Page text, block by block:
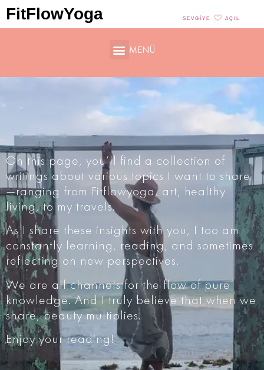
FitFlowYoga SEVGIYE AÇIL
MENÜ
On this page, you’ll find a collection of
writings about various topics I want to share
—ranging from Fitflowyoga, art, healthy
living, to my travels.
As I share these insights with you, I too am
constantly learning, reading, and sometimes
reflecting on new perspectives.
We are all channels for the flow of pure
knowledge. And I truly believe that when we
share, beauty multiplies.
Enjoy your reading!